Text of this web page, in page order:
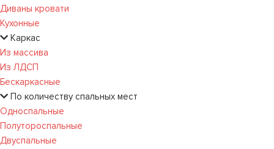
Диваны кровати
Кухонные
Каркас
Из массива
Из ЛДСП
Бескаркасные
По количеству спальных мест
Односпальные
Полутороспальные
Двуспальные